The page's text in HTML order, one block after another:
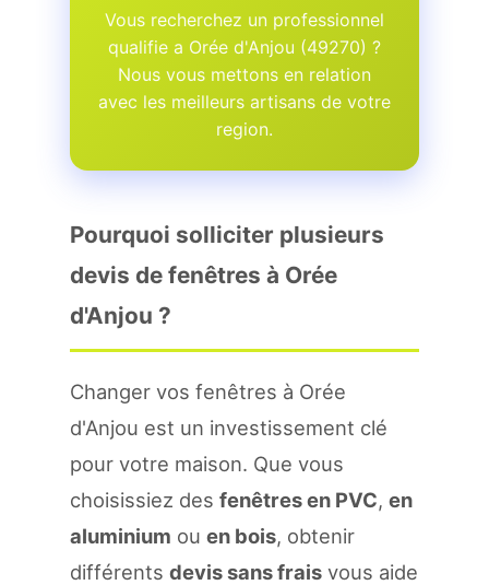
Vous recherchez un professionnel
qualifie a Orée d'Anjou (49270) ?
Nous vous mettons en relation
avec les meilleurs artisans de votre
region.
Pourquoi solliciter plusieurs
devis de fenêtres à Orée
d'Anjou ?
Changer vos fenêtres à Orée
d'Anjou est un investissement clé
pour votre maison. Que vous
choisissiez des fenêtres en PVC, en
aluminium ou en bois, obtenir
différents devis sans frais vous aide